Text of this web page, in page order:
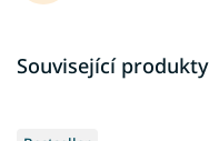
Související produkty